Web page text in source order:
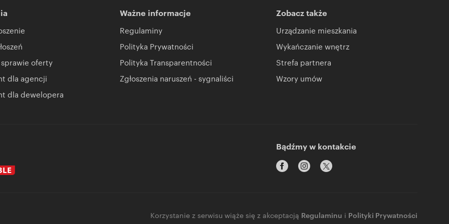
oferty
dla agencji
dla dewelopera
Ważne informacje
Regulaminy
Polityka Prywatności
Polityka Transparentności
Zgłoszenia naruszeń - sygnaliści
Zobacz także
Urządzanie mieszkania
Wykańczanie wnętrz
Strefa partnera
Wzory umów
Bądźmy w kontakcie
Korzystanie z serwisu wiąże się z akceptacją Regulaminu i Polityki Prywatności